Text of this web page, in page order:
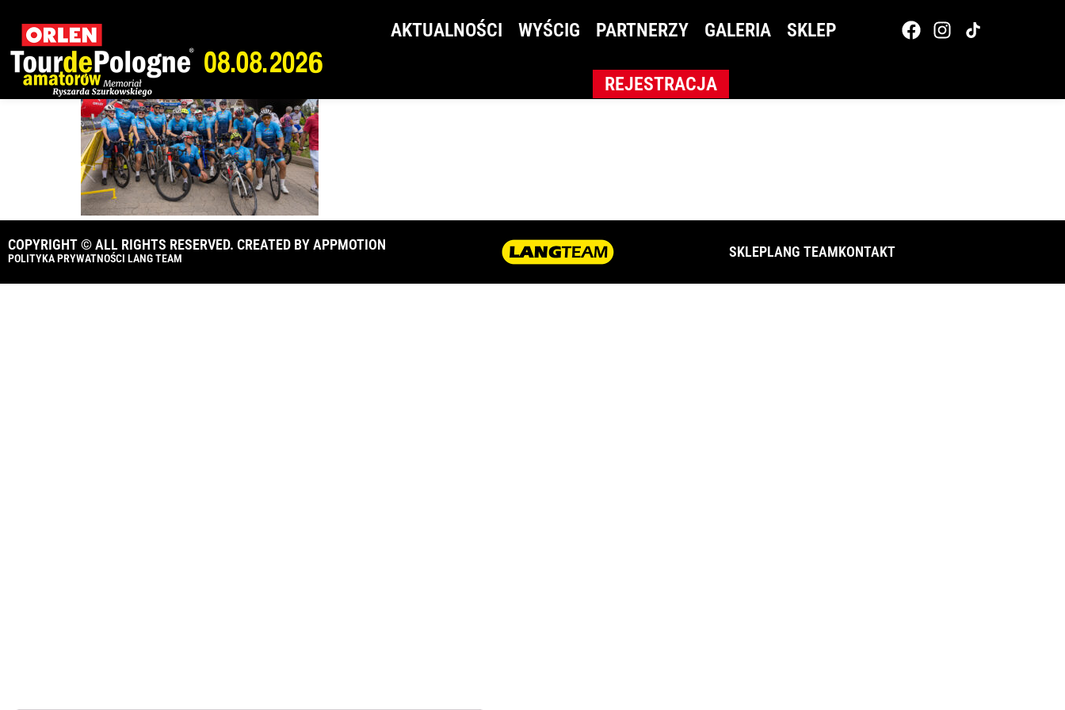
AKTUALNOŚCI WYŚCIG PARTNERZY GALERIA SKLEP
REJESTRACJA
Karpacz-_0A10162
COPYRIGHT © ALL RIGHTS RESERVED. CREATED BYAPPMOTION
POLITYKA PRYWATNOŚCI LANG TEAM SKLEPLANG TEAMKONTAKT